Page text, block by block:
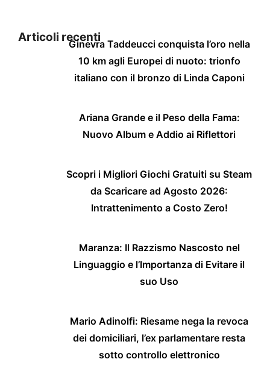
Articoli recentiGinevra Taddeucci conquista l’oro nella
10 km agli Europei di nuoto: trionfo
italiano con il bronzo di Linda Caponi
Ariana Grande e il Peso della Fama:
Nuovo Album e Addio ai Riflettori
Scopri i Migliori Giochi Gratuiti su Steam
da Scaricare ad Agosto 2026:
Intrattenimento a Costo Zero!
Maranza: Il Razzismo Nascosto nel
Linguaggio e l’Importanza di Evitare il
suo Uso
Mario Adinolfi: Riesame nega la revoca
dei domiciliari, l’ex parlamentare resta
sotto controllo elettronico